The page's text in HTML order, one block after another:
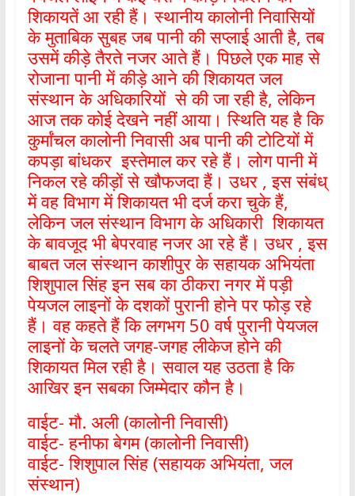
शिकायतें आ रही हैं। स्थानीय कालोनी निवासियों
के मुताबिक सुबह जब पानी की सप्लाई आती है, तब
उसमें कीड़े तैरते नजर आते हैं। पिछले एक माह से
रोजाना पानी में कीड़े आने की शिकायत जल
संस्थान के अधिकारियों से की जा रही है, लेकिन
आज तक कोई देखने नहीं आया। स्थिति यह है कि
कुर्मांचल कालोनी निवासी अब पानी की टोटियों में
कपड़ा बांधकर इस्तेमाल कर रहे हैं। लोग पानी में
निकल रहे कीड़ों से खौफजदा हैं। उधर , इस संबंध्
में वह विभाग में शिकायत भी दर्ज करा चुके हैं,
लेकिन जल संस्थान विभाग के अधिकारी शिकायत
के बावजूद भी बेपरवाह नजर आ रहे हैं। उधर , इस
बाबत जल संस्थान काशीपुर के सहायक अभियंता
शिशुपाल सिंह इन सब का ठीकरा नगर में पड़ी
पेयजल लाइनों के दशकों पुरानी होने पर फोड़ रहे
हैं। वह कहते हैं कि लगभग 50 वर्ष पुरानी पेयजल
लाइनों के चलते जगह-जगह लीकेज होने की
शिकायत मिल रही है। सवाल यह उठता है कि
आखिर इन सबका जिम्मेदार कौन है।
वाईट- मौ. अली (कालोनी निवासी)
वाईट- हनीफा बेगम (कालोनी निवासी)
वाईट- शिशुपाल सिंह (सहायक अभियंता, जल
संस्थान)